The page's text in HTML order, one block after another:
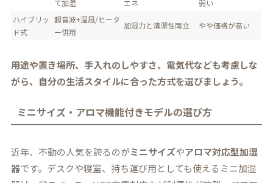
て加湿 エネ
弱い
ハイブリッ
ド式
超音波+温風/ヒータ
ー併用
加湿力と清潔性両立 やや価格が高い
用途や置き場所、手入れのしやすさ、電気代なども考慮しな
がら、自分の生活スタイルに合った方式を選びましょう。
ミニサイズ・アロマ機能付きモデルの選び方
近年、不動の人気を誇るのがミニサイズやアロマ対応型加湿
器です。デスクや寝室、持ち運び用としても使えるミニ加湿